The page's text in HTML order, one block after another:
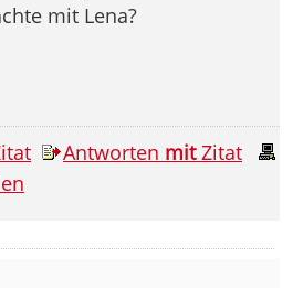
mit Lena?
Antworten mitZitat